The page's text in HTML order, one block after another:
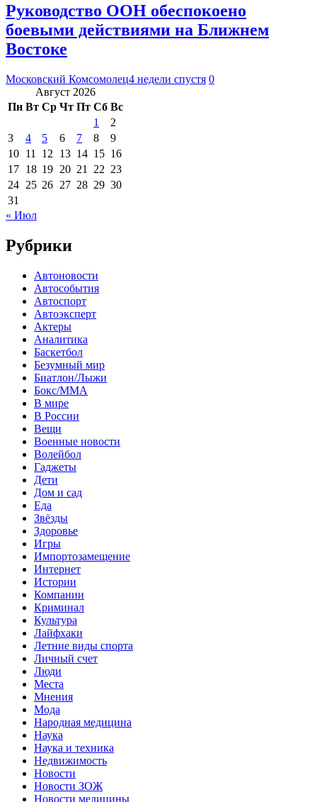
Руководство ООН обеспокоено
боевыми действиями на Ближнем
Востоке
Московский Комсомолец4 недели спустя 0
Август 2026
Пн Вт Ср Чт Пт Сб Вс
1
2
3
4 5 6 7 8
9
10 11 12 13 14 15 16
17 18 19 20 21 22 23
24 25 26 27 28 29 30
31
« Июл
Рубрики
Автоновости
Автособытия
Автоспорт
Автоэксперт
Актеры
Аналитика
Баскетбол
Безумный мир
Биатлон/Лыжи
Бокс/MMA
В мире
В России
Вещи
Военные новости
Волейбол
Гаджеты
Дети
Дом и сад
Еда
Звёзды
Здоровье
Игры
Импортозамещение
Интернет
Истории
Компании
Криминал
Культура
Лайфхаки
Летние виды спорта
Личный счет
Люди
Места
Мнения
Мода
Народная медицина
Наука
Наука и техника
Недвижимость
Новости
Новости ЗОЖ
Новости медицины